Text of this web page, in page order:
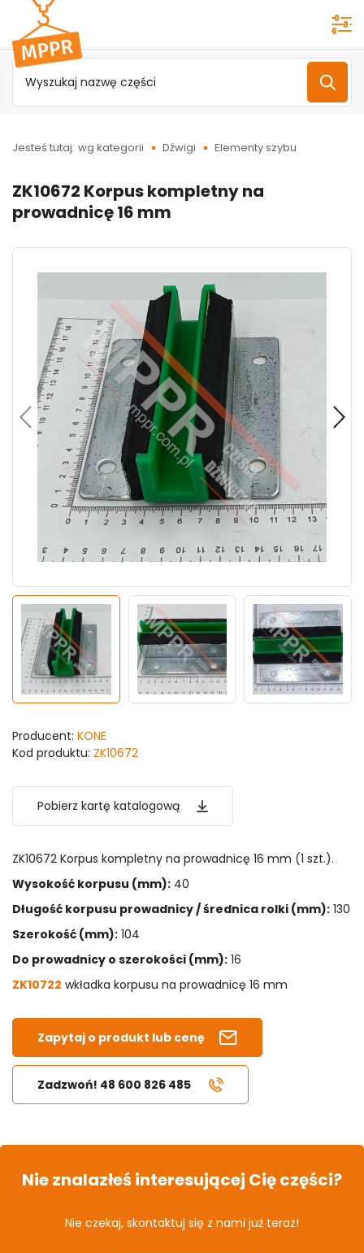
Przejdź do
menu
głównego
Jesteś tutaj: wg kategorii Dźwigi Elementy szybu
ZK10672 Korpus kompletny na
prowadnicę 16 mm
Producent: KONE
Kod produktu: ZK10672
Pobierz kartę katalogową
ZK10672 Korpus kompletny na prowadnicę 16 mm (1 szt.).
Wysokość korpusu (mm): 40
Długość korpusu prowadnicy / średnica rolki (mm): 130
Szerokość (mm): 104
Do prowadnicy o szerokości (mm): 16
ZK10722 wkładka korpusu na prowadnicę 16 mm
Zapytaj o produkt lub cenę
Zadzwoń! 48 600 826 485
Nie znalazłeś interesującej Cię części?
Nie czekaj, skontaktuj się z nami już teraz!